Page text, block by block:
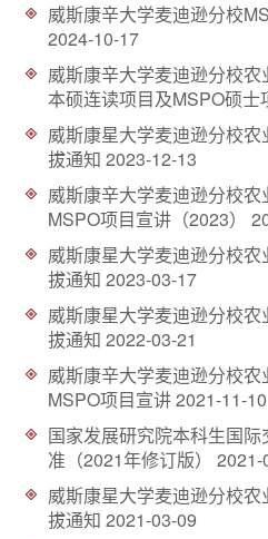
威斯康辛大学麦迪逊分校
2024-10-17
威斯康辛大学麦迪逊分校
本硕连读项目及MSPO硕士
威斯康星大学麦迪逊分校
拔通知 2023-12-13
威斯康辛大学麦迪逊分校
MSPO项目宣讲（2023）
威斯康星大学麦迪逊分校
拔通知 2023-03-17
威斯康星大学麦迪逊分校
拔通知 2022-03-21
威斯康辛大学麦迪逊分校
MSPO项目宣讲2021-11-10
国家发展研究院本科生国
准（2021年修订版）
2021-
威斯康星大学麦迪逊分校
拔通知 2021-03-09